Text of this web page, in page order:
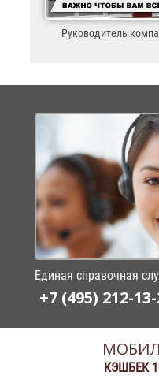
Руководитель
Единая справочная
+7 (495) 212-
КЭШБЕК